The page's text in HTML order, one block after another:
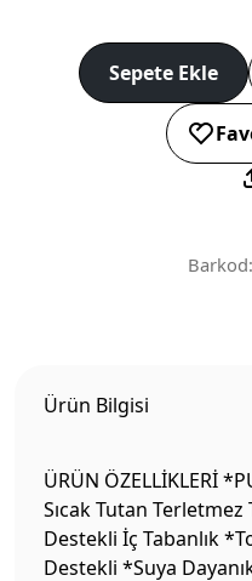
Sepete Ekle
Barkod:
Ürün Bilgisi
ÜRÜN ÖZELLİKLERİ
Sıcak Tutan
Destekli İç Tabanlık
Destekli *Suya